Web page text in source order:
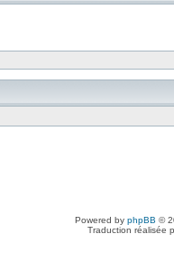
Powered by phpBB ©
Traduction réalisée